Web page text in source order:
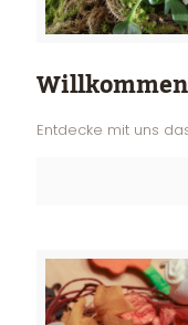
Entdecke mit uns